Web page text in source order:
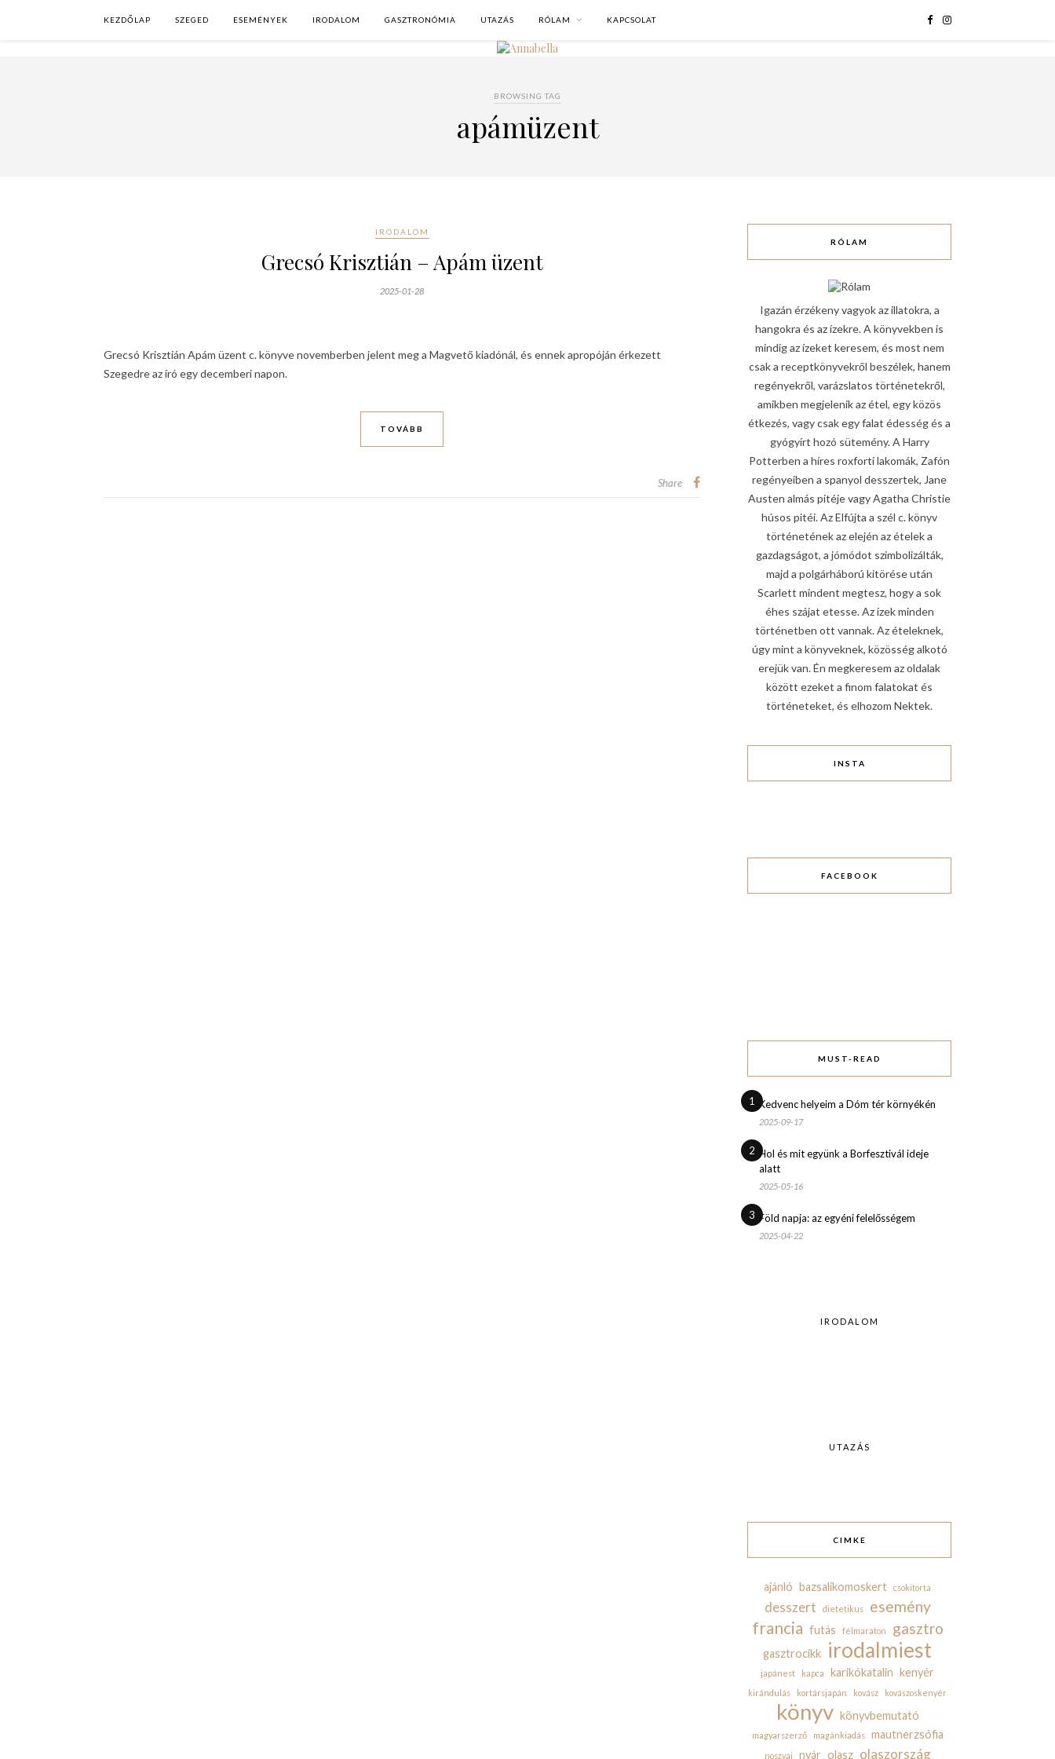
KEZDŐLAP SZEGED ESEMÉNYEK IRODALOM GASZTRONÓMIA UTAZÁS RÓLAM KAPCSOLAT
BROWSING TAG
apámüzent
IRODALOM
Grecsó Krisztián – Apám üzent
2025-01-28
Grecsó Krisztián Apám üzent c. könyve novemberben jelent meg a Magvető kiadónál, és ennek apropóján érkezett
Szegedre az író egy decemberi napon.
TOVÁBB
Share
RÓLAM
Igazán érzékeny vagyok az illatokra, a
hangokra és az ízekre. A könyvekben is
mindig az ízeket keresem, és most nem
csak a receptkönyvekről beszélek, hanem
regényekről, varázslatos történetekről,
amikben megjelenik az étel, egy közös
étkezés, vagy csak egy falat édesség és a
gyógyírt hozó sütemény. A Harry
Potterben a híres roxforti lakomák, Zafón
regényeiben a spanyol desszertek, Jane
Austen almás pitéje vagy Agatha Christie
húsos pitéi. Az Elfújta a szél c. könyv
történetének az elején az ételek a
gazdagságot, a jómódot szimbolizálták,
majd a polgárháború kitörése után
Scarlett mindent megtesz, hogy a sok
éhes szájat etesse. Az ízek minden
történetben ott vannak. Az ételeknek,
úgy mint a könyveknek, közösség alkotó
erejük van. Én megkeresem az oldalak
között ezeket a finom falatokat és
történeteket, és elhozom Nektek.
INSTA
FACEBOOK
MUST-READ
1 Kedvenc helyeim a Dóm tér környékén
2025-09-17
2 Hol és mit együnk a Borfesztivál ideje
alatt
2025-05-16
3 Föld napja: az egyéni felelősségem
2025-04-22
IRODALOM
UTAZÁS
CIMKE
ajánló bazsalikomoskert csokitorta
desszert dietetikus esemény
francia futás félmaraton gasztro
gasztrocikk irodalmiest
japánest kapca karikókatalin kenyér
kirándulás kortársjapán kovász kovászoskenyér
könyv könyvbemutató
magyarszerző magánkiadás mautnerzsófia
noszvaj nyár olasz olaszország